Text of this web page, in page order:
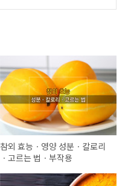
참외 효능ㆍ영양 성분ㆍ칼로리
ㆍ고르는 법ㆍ부작용